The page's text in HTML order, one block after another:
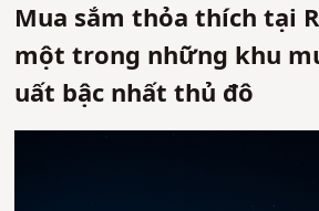
Mua sắm thỏa thích tại
một trong những khu
uất bậc nhất thủ đô